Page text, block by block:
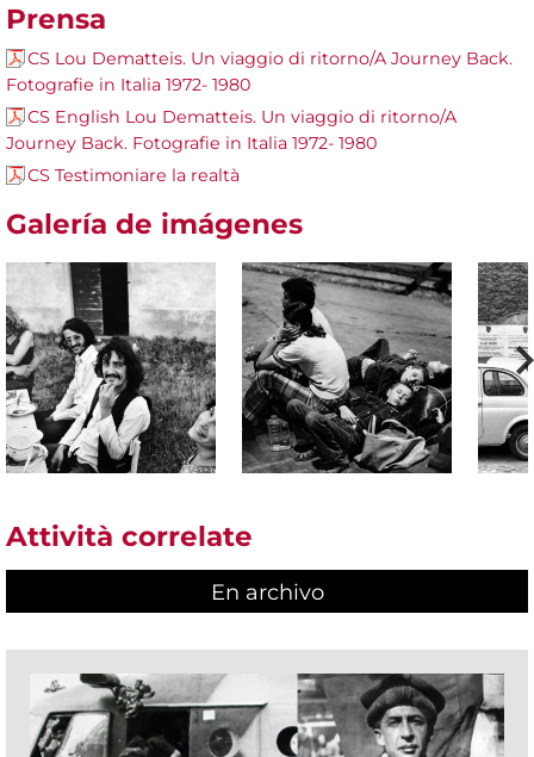
Prensa
CS Lou Dematteis. Un viaggio di ritorno/A Journey Back.
Fotografie in Italia 1972- 1980
CS English Lou Dematteis. Un viaggio di ritorno/A
Journey Back. Fotografie in Italia 1972- 1980
CS Testimoniare la realtà
Galería de imágenes
Attività correlate
En archivo